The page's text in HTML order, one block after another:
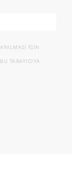
IÇIN
TARAYICIYA